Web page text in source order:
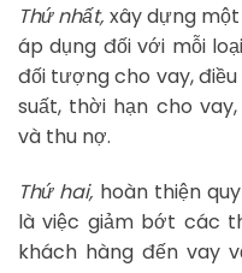
Thứ nhất, xây dựng
áp dụng đối với mỗi
đối tượng cho vay,
suất, thời hạn cho
và thu nợ.
Thứ hai, hoàn thiện
là việc giảm bớt các
khách hàng đến vay